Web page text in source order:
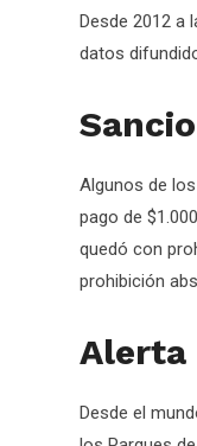
Desde 2012 a
datos
Algunos de
pago de
quedó con
prohibición
Alerta
Desde el